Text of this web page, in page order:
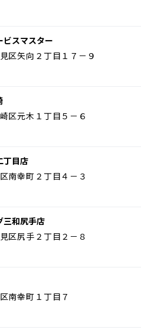
ビスマスター
区矢向２丁目１７－９
区元木１丁目５－６
丁目店
南幸町２丁目４－３
三和尻手店
区尻手２丁目２－８
南幸町１丁目７